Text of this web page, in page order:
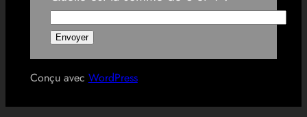
Conçu avec WordPress